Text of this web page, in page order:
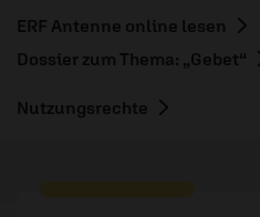
ERF Antenne online lesen
Dossier zum Thema: „Gebet“
Nutzungsrechte